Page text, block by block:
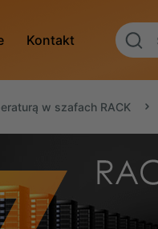
Kontakt
w szafach RACK